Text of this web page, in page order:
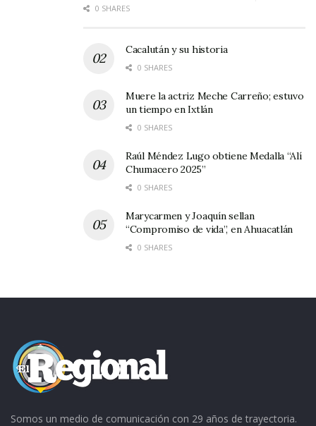
pronunció alguna vez unas palabras que son
oro: “El dinero es como el estiércol.
Amontonado, apesta; pero desparramado por
el mundo, fertiliza”, ¿Verdad que sí?
0 SHARES
Cacalután y su historia
0 SHARES
Muere la actriz Meche Carreño; estuvo
un tiempo en Ixtlán
0 SHARES
Raúl Méndez Lugo obtiene Medalla “Alí
Chumacero 2025”
0 SHARES
Marycarmen y Joaquín sellan
“Compromiso de vida”, en Ahuacatlán
0 SHARES
Somos un medio de comunicación con 29 años de trayectoria.